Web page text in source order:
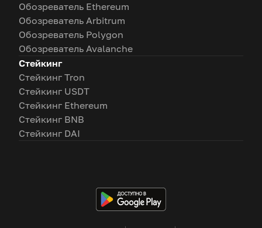
Обозреватель Ethereum
Обозреватель Arbitrum
Обозреватель Polygon
Обозреватель Avalanche
Стейкинг
Стейкинг Tron
Стейкинг USDT
Стейкинг Ethereum
Стейкинг BNB
Стейкинг DAI